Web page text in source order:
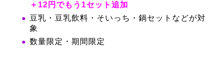
＋12円でもう1セット追加
豆乳・豆乳飲料・そいっち・鍋セットなどが対
象
数量限定・期間限定